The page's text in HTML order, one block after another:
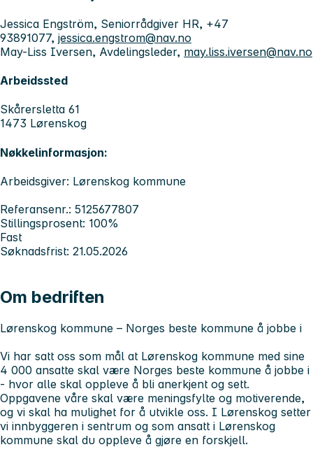
Jessica Engström, Seniorrådgiver HR, +47
93891077, jessica.engstrom@nav.no
May-Liss Iversen, Avdelingsleder, may.liss.iversen@nav.no
Arbeidssted
Skårersletta 61
1473 Lørenskog
Nøkkelinformasjon:
Arbeidsgiver: Lørenskog kommune
Referansenr.: 5125677807
Stillingsprosent: 100%
Fast
Søknadsfrist: 21.05.2026
Om bedriften
Lørenskog kommune – Norges beste kommune å jobbe i
Vi har satt oss som mål at Lørenskog kommune med sine
4 000 ansatte skal være Norges beste kommune å jobbe i
- hvor alle skal oppleve å bli anerkjent og sett.
Oppgavene våre skal være meningsfylte og motiverende,
og vi skal ha mulighet for å utvikle oss. I Lørenskog setter
vi innbyggeren i sentrum og som ansatt i Lørenskog
kommune skal du oppleve å gjøre en forskjell.